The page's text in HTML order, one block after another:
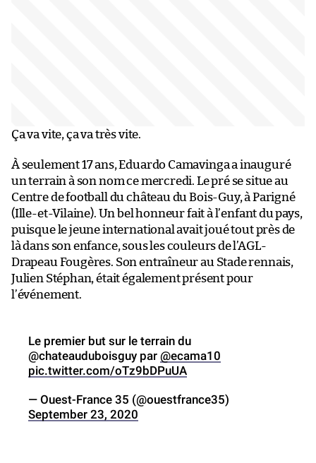
Ça va vite, ça va très vite.
À seulement 17 ans, Eduardo Camavinga a inauguré
un terrain à son nom ce mercredi. Le pré se situe au
Centre de football du château du Bois-Guy, à Parigné
(Ille-et-Vilaine). Un bel honneur fait à l’enfant du pays,
puisque le jeune international avait joué tout près de
là dans son enfance, sous les couleurs de l’AGL-
Drapeau Fougères. Son entraîneur au Stade rennais,
Julien Stéphan, était également présent pour
l’événement.
Le premier but sur le terrain du
@chateauduboisguy par @ecama10
pic.twitter.com/oTz9bDPuUA
— Ouest-France 35 (@ouestfrance35)
September 23, 2020